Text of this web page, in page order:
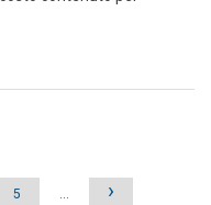
5 …
›